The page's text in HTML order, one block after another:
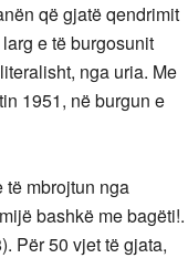
që gjatë qendrimit
e të burgosunit
nga uria. Me
1951, në burgun e
të mbrojtun nga
bashkë me bagëti!.
Për 50 vjet të gjata,